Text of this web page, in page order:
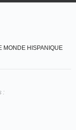
MONDE HISPANIQUE
: